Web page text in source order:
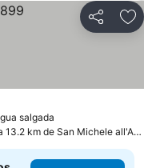
Partilhar
salgada
13.2 km de San Michele